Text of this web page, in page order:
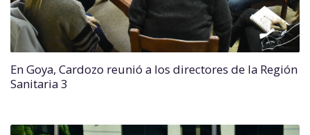
En Goya, Cardozo reunió a los directores de la Región
Sanitaria 3